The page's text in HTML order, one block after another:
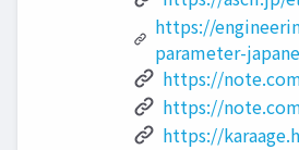
https://
parameter-
https://
https://
https://